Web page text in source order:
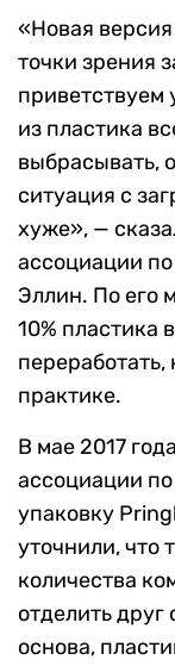
«Новая
точки зрения
из пластика
выбрасывать,
ситуация с
хуже», —
ассоциации
Эллин. По его
10% пластика
практике.
В мае 2017
ассоциации
упаковку
уточнили, что
количества
отделить друг
основа,